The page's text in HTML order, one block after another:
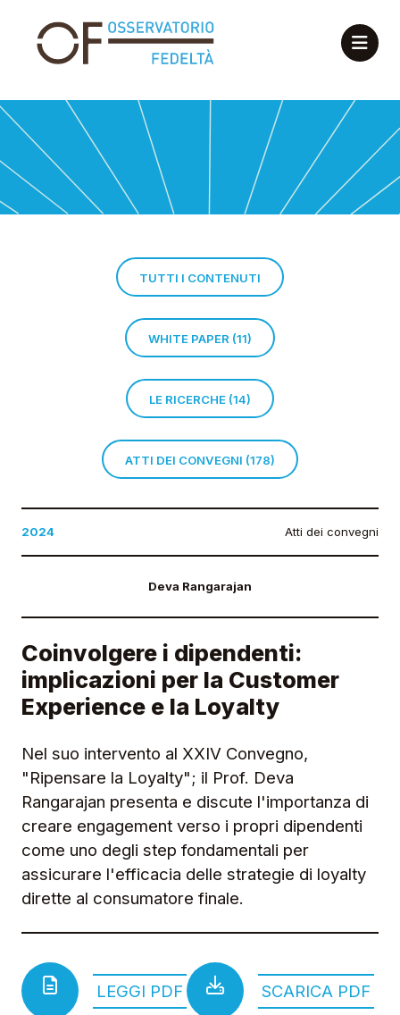
TUTTI I CONTENUTI
WHITE PAPER (11)
LE RICERCHE (14)
ATTI DEI CONVEGNI (178)
2024 Atti dei convegni
Deva Rangarajan
Coinvolgere i dipendenti:
implicazioni per la Customer
Experience e la Loyalty
Nel suo intervento al XXIV Convegno,
"Ripensare la Loyalty"; il Prof. Deva
Rangarajan presenta e discute l'importanza di
creare engagement verso i propri dipendenti
come uno degli step fondamentali per
assicurare l'efficacia delle strategie di loyalty
dirette al consumatore finale.
LEGGI PDF SCARICA PDF